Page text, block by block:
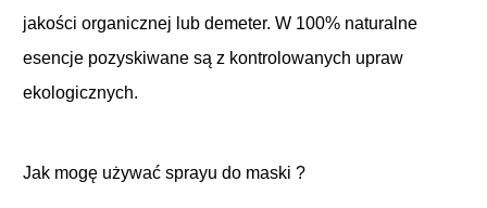
jakości organicznej lub demeter. W 100% naturalne
esencje pozyskiwane są z kontrolowanych upraw
ekologicznych.
Jak mogę używać sprayu do maski ?